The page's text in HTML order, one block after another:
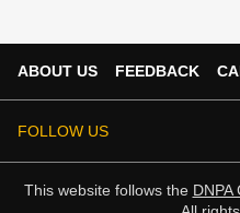
ABOUT US FEEDBACK
FOLLOW US
This website follows the DNPA